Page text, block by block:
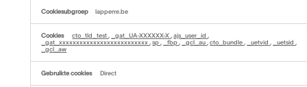
lapperre.be
cto_tld_test, _gat_UA-XXXXXX-X,ajs_user_id,
_gat_xxxxxxxxxxxxxxxxxxxxxxxxxx,sp, _fbp, _gcl_au,cto_bundle, _uetvid, _uetsid,
_gcl_aw
Direct